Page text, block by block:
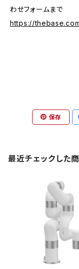
わせフォームまで
https://
保存
最近チェックした